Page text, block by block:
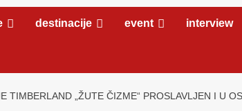
destinacije event interview
TIMBERLAND „ŽUTE ČIZME“ PROSLAVLJEN I U